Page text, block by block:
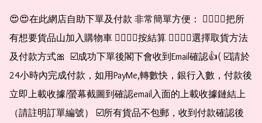
😍😍在此網店自助下單及付款 非常簡單方便： 👉🏻👉🏻把所
有想要貨品山加入購物車 👉🏻👉🏻按結算 👉🏻👉🏻選擇取貨方法
及付款方式🎀  ☑️成功下單後閣下會收到Email確認👍( ☑️請於
24小時內完成付款，如用PayMe,轉數快，銀行入數，付款後
立即上載收據/螢幕截圖到確認email入面的上載收據鏈結上
（請註明訂單編號） ☑️所有貨品不包郵，收到付款確認後